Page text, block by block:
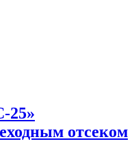
25»
отсеком